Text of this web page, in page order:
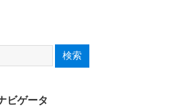
ビゲータ